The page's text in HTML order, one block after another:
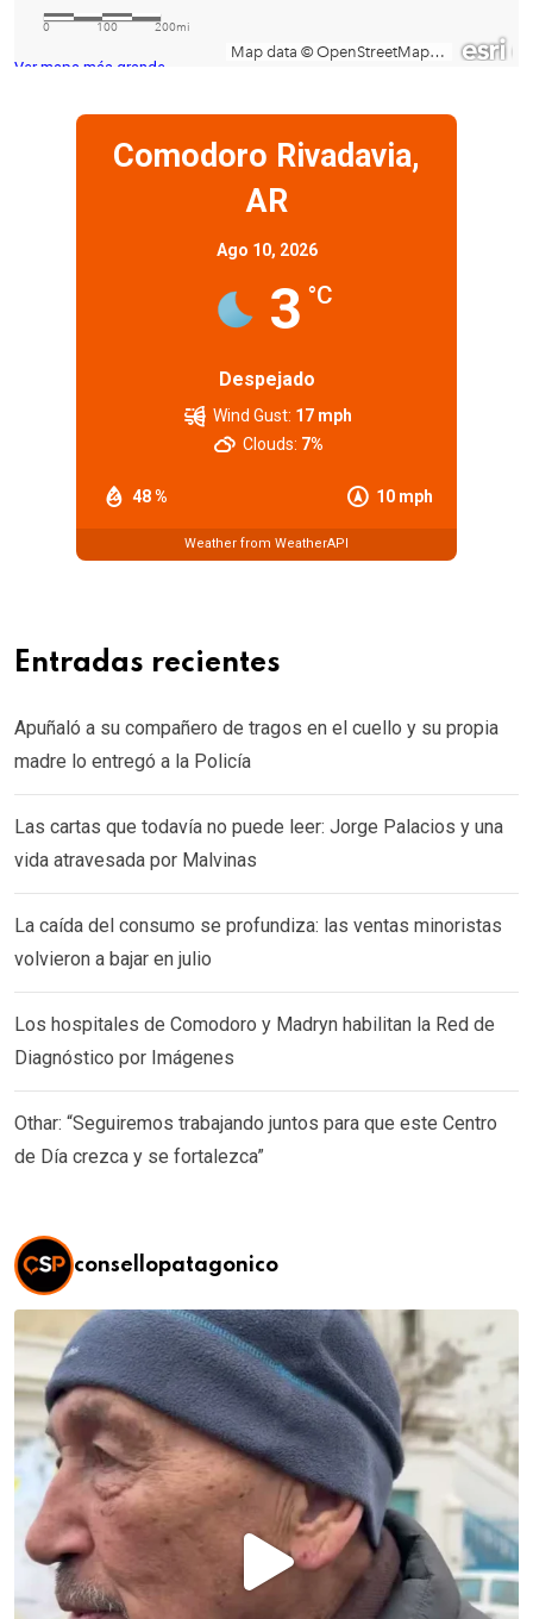
Ver mapa más grande
Comodoro Rivadavia,
AR
Ago 10, 2026
3 °C
Despejado
48 % 10 mph
Wind Gust: 17 mph
Clouds: 7%
Weather from WeatherAPI
Entradas recientes
Apuñaló a su compañero de tragos en el cuello y su propia
madre lo entregó a la Policía
Las cartas que todavía no puede leer: Jorge Palacios y una
vida atravesada por Malvinas
La caída del consumo se profundiza: las ventas minoristas
volvieron a bajar en julio
Los hospitales de Comodoro y Madryn habilitan la Red de
Diagnóstico por Imágenes
Othar: “Seguiremos trabajando juntos para que este Centro
de Día crezca y se fortalezca”
consellopatagonico